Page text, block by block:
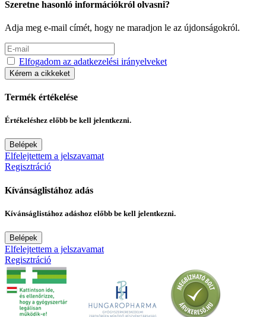
Szeretne hasonló információkról olvasni?
Adja meg e-mail címét, hogy ne maradjon le az újdonságokról.
Elfogadom az adatkezelési irányelveket
Kérem a cikkeket
Termék értékelése
Értékeléshez előbb be kell jelentkezni.
Belépek
Elfelejtettem a jelszavamat
Regisztráció
Kívánságlistához adás
Kívánságlistához adáshoz előbb be kell jelentkezni.
Belépek
Elfelejtettem a jelszavamat
Regisztráció